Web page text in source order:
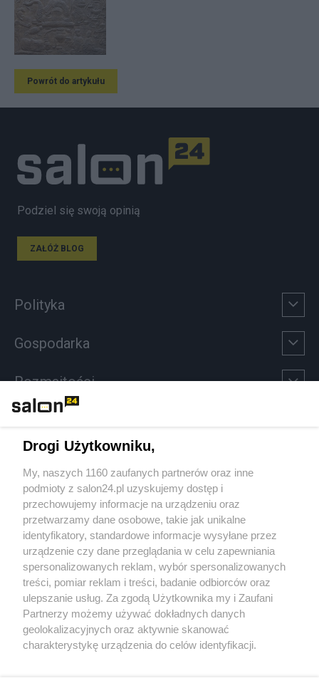
Powrót do artykułu
Podziel się swoją opinią
ZAŁÓŻ BLOG
Polityka
Gospodarka
Rozmaitości
Sport
Społeczeństwo
Kultura
X Facebook Instagram Youtube
Drogi Użytkowniku,
My, naszych 1160 zaufanych partnerów oraz inne
podmioty z salon24.pl uzyskujemy dostęp i
przechowujemy informacje na urządzeniu oraz
przetwarzamy dane osobowe, takie jak unikalne
identyfikatory, standardowe informacje wysyłane przez
urządzenie czy dane przeglądania w celu zapewniania
spersonalizowanych reklam, wybór spersonalizowanych
treści, pomiar reklam i treści, badanie odbiorców oraz
ulepszanie usług. Za zgodą Użytkownika my i Zaufani
Partnerzy możemy używać dokładnych danych
geolokalizacyjnych oraz aktywnie skanować
charakterystykę urządzenia do celów identyfikacji.